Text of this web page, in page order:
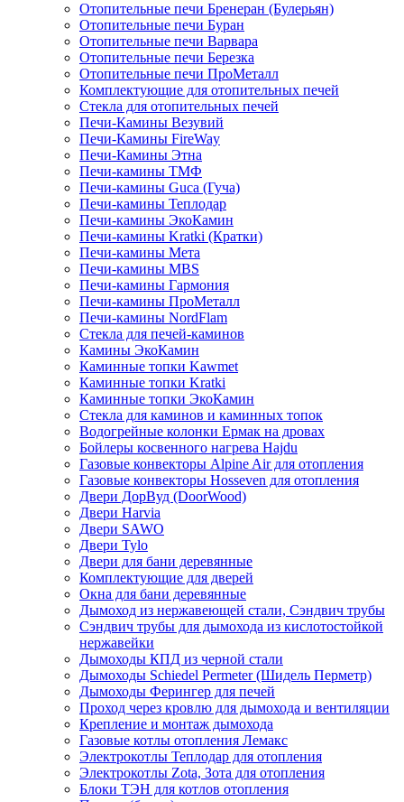
Отопительные печи Бренеран (Булерьян)
Отопительные печи Буран
Отопительные печи Варвара
Отопительные печи Березка
Отопительные печи ПроМеталл
Комплектующие для отопительных печей
Стекла для отопительных печей
Печи-Камины Везувий
Печи-Камины FireWay
Печи-Камины Этна
Печи-камины ТМФ
Печи-камины Guca (Гуча)
Печи-камины Теплодар
Печи-камины ЭкоКамин
Печи-камины Kratki (Кратки)
Печи-камины Мета
Печи-камины MBS
Печи-камины Гармония
Печи-камины ПроМеталл
Печи-камины NordFlam
Стекла для печей-каминов
Камины ЭкоКамин
Каминные топки Kawmet
Каминные топки Kratki
Каминные топки ЭкоКамин
Стекла для каминов и каминных топок
Водогрейные колонки Ермак на дровах
Бойлеры косвенного нагрева Hajdu
Газовые конвекторы Alpine Air для отопления
Газовые конвекторы Hosseven для отопления
Двери ДорВуд (DoorWood)
Двери Harvia
Двери SAWO
Двери Tylo
Двери для бани деревянные
Комплектующие для дверей
Окна для бани деревянные
Дымоход из нержавеющей стали, Сэндвич трубы
Сэндвич трубы для дымохода из кислотостойкой
нержавейки
Дымоходы КПД из черной стали
Дымоходы Schiedel Permeter (Шидель Перметр)
Дымоходы Ферингер для печей
Проход через кровлю для дымохода и вентиляции
Крепление и монтаж дымохода
Газовые котлы отопления Лемакс
Электрокотлы Теплодар для отопления
Электрокотлы Zota, Зота для отопления
Блоки ТЭН для котлов отопления